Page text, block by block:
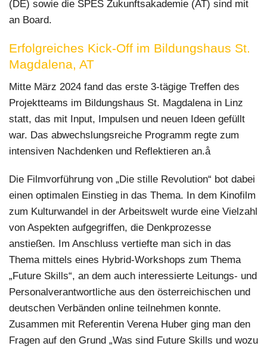
(DE) sowie die SPES Zukunftsakademie (AT) sind mit
an Board.
Erfolgreiches Kick-Off im Bildungshaus St.
Magdalena, AT
Mitte März 2024 fand das erste 3-tägige Treffen des
Projektteams im Bildungshaus St. Magdalena in Linz
statt, das mit Input, Impulsen und neuen Ideen gefüllt
war. Das abwechslungsreiche Programm regte zum
intensiven Nachdenken und Reflektieren an.å
Die Filmvorführung von „Die stille Revolution“ bot dabei
einen optimalen Einstieg in das Thema. In dem Kinofilm
zum Kulturwandel in der Arbeitswelt wurde eine Vielzahl
von Aspekten aufgegriffen, die Denkprozesse
anstießen. Im Anschluss vertiefte man sich in das
Thema mittels eines Hybrid-Workshops zum Thema
„Future Skills“, an dem auch interessierte Leitungs- und
Personalverantwortliche aus den österreichischen und
deutschen Verbänden online teilnehmen konnte.
Zusammen mit Referentin Verena Huber ging man den
Fragen auf den Grund „Was sind Future Skills und wozu